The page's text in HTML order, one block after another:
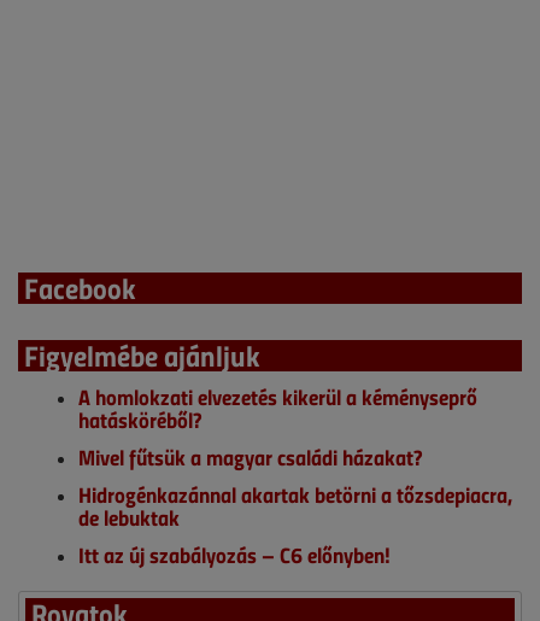
Facebook
Figyelmébe ajánljuk
A homlokzati elvezetés kikerül a kéményseprő
hatásköréből?
Mivel fűtsük a magyar családi házakat?
Hidrogénkazánnal akartak betörni a tőzsdepiacra,
de lebuktak
Itt az új szabályozás – C6 előnyben!